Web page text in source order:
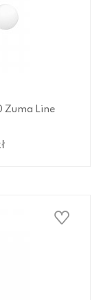
Zuma Line